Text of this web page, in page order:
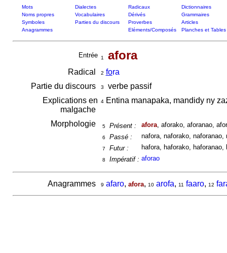
Mots Dialectes Radicaux
Dictionnaires
Noms propres
Vocabulaires Dérivés
Grammaires
Symboles
Parties du discours Proverbes
Articles
Anagrammes
Eléments/Composés Planches et Tables
Entrée 1 afora
Radical 2 fora
Partie du discours
3
verbe passif
Explications en
malgache
4Entina manapaka, mandidy ny
Morphologie 5 Présent : afora, aforako, aforanao,
6 Passé : nafora, naforako, naforanao,
7 Futur : hafora, haforako,
8 Impératif : aforao
Anagrammes 9 afaro, afora, 10 arofa, 11 faaro, 12